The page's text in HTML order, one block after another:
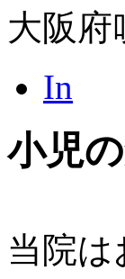
大阪府
In
小児
当院